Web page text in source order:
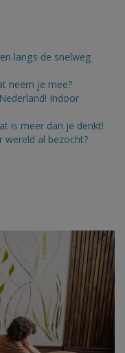
langs de snelweg
neem je mee?
Indoor
is meer dan je denkt!
wereld al bezocht?